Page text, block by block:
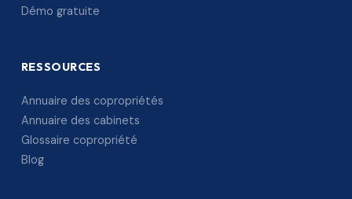
Démo gratuite
RESSOURCES
Annuaire des copropriétés
Annuaire des cabinets
Glossaire copropriété
Blog